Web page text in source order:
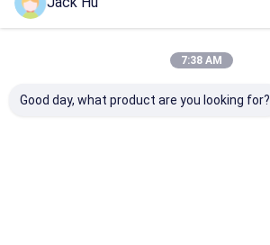
De Bus van de luchthavenpassagier
Onze Categorieën
7:38 AM
Good day, what product are you looking for?